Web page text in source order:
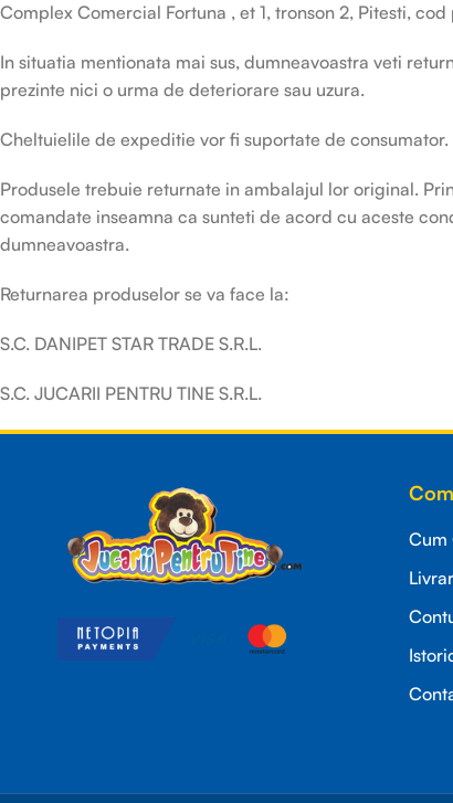
Complex Comercial Fortuna , et 1, tronson 2, Pitesti,
In situatia mentionata mai sus, dumneavoastra veti
prezinte nici o urma de deteriorare sau uzura.
Cheltuielile de expeditie vor fi suportate de consumator.
Produsele trebuie returnate in ambalajul lor original.
comandate inseamna ca sunteti de acord cu aceste
dumneavoastra.
Returnarea produselor se va face la:
S.C. DANIPET STAR TRADE S.R.L.
S.C. JUCARII PENTRU TINE S.R.L.
Cum